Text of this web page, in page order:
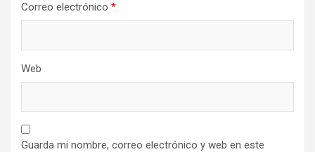
Correo electrónico *
Web
Guarda mi nombre, correo electrónico y web en este